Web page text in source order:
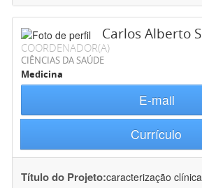
Carlos Alberto
COORDENADOR(A)
CIÊNCIAS DA SAÚDE
Medicina
E-mail
Currículo
Título do Projeto:caracterização